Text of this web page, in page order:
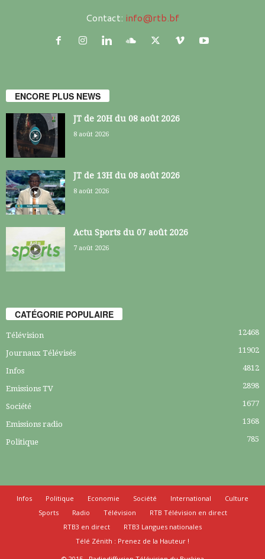
Contact: info@rtb.bf
ENCORE PLUS NEWS
JT de 20H du 08 août 2026
8 août 2026
JT de 13H du 08 août 2026
8 août 2026
Actu Sports du 07 août 2026
7 août 2026
CATÉGORIE POPULAIRE
Télévision 12468
Journaux Télévisés 11902
Infos 4812
Emissions TV 2898
Société 1677
Emissions radio 1368
Politique 785
Infos Politique Economie Société International
Culture
Sports
Radio Télévision
RTB Télévision en direct
RTB3 en direct
RTB3 Langues nationales
Télé Zénith : Prenez de la Hauteur !